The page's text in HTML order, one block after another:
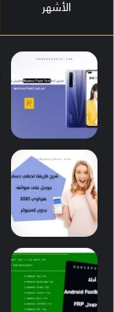
الأشهر